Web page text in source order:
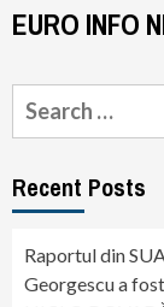
EURO INFO
Search
for:
Recent Posts
Raportul din
Georgescu a